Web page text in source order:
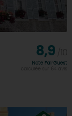
8,9
Note FairGuest